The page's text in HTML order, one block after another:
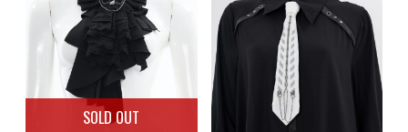
SOLD OUT